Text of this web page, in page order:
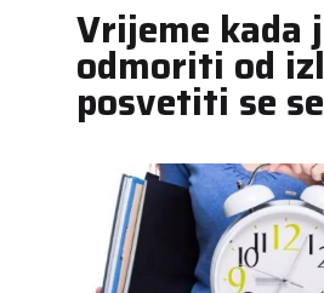
Vrijeme kada
odmoriti od
posvetiti se